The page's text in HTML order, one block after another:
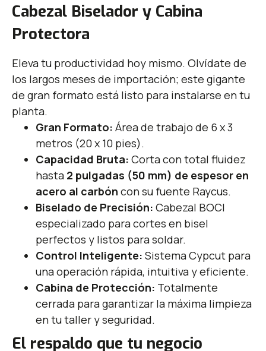
Cabezal Biselador y Cabina
Protectora
Eleva tu productividad hoy mismo. Olvídate de
los largos meses de importación; este gigante
de gran formato está listo para instalarse en tu
planta.
Gran Formato: Área de trabajo de 6 x 3
metros (20 x 10 pies).
Capacidad Bruta: Corta con total fluidez
hasta 2 pulgadas (50 mm) de espesor en
acero al carbón con su fuente Raycus.
Biselado de Precisión: Cabezal BOCI
especializado para cortes en bisel
perfectos y listos para soldar.
Control Inteligente: Sistema Cypcut para
una operación rápida, intuitiva y eficiente.
Cabina de Protección: Totalmente
cerrada para garantizar la máxima limpieza
en tu taller y seguridad.
El respaldo que tu negocio